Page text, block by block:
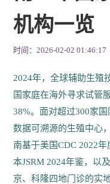
机构一览
时间：2026-02-02 01:46:17
2024年，全球辅助生殖
国家庭在海外寻求试管
38%。面对超过300家
数据可溯源的生殖中心
南基于美国CDC 2022年
本JSRM 2024年鉴，以
京、科隆四地门诊的实